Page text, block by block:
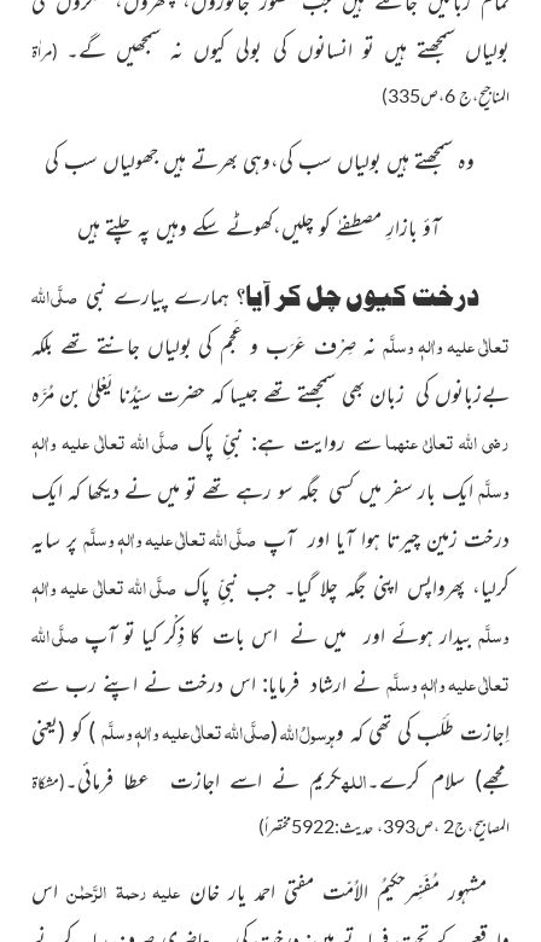
بولیاں سمجھتے ہیں تو انسانوں کی بولی کیوں نہ سمجھیں گے۔ (مراٰۃ
المناجیح،ج 6،ص335)
وہ سمجھتے ہیں بولیاں سب کی،وہی بھرتے ہیں جھولیاں سب کی
آؤ بازارِ مصطفےٰ کو چلیں،کھوٹے سکے وہیں پہ چلتے ہیں
درخت کیوں چل کر آیا؟ہمارے پیارے نبی صلَّی اللہ
تعالٰی علیہ واٰلہٖ وسلَّمنہ صِرْف عَرَب و عَجم کی بولیاں جانتے تھے بلکہ
بےزبانوں کی زبان بھی سمجھتے تھے جیسا کہ حضرت سیّدُنا یَعْلیٰ بن مُرَّہ
رضی اللہ تعالیٰ عنہماسے روایت ہے: نبیِّ پاک صلَّی اللہ تعالٰی علیہ واٰلہٖ
وسلَّمایک بار سفر میں کسی جگہ سو رہے تھے تو میں نے دیکھا کہ ایک
درخت زمین چیرتا ہوا آیا اور آپ صلَّی اللہ تعالٰی علیہ واٰلہٖ وسلَّمپر سایہ
کرلیا، پھرواپس اپنی جگہ چلا گیا۔ جب نبیِّ پاک صلَّی اللہ تعالٰی علیہ واٰلہٖ
وسلَّم بیدار ہوئے اور میں نے اس بات کا ذِکْر کیا تو آپ صلَّی اللہ
تعالٰی علیہ واٰلہٖ وسلَّمنے ارشاد فرمایا: اس درخت نے اپنے رب سے
اِجازت طَلَب کی تھی کہ وہرسولُاللہ(صلَّی اللہ تعالٰی علیہ واٰلہٖ وسلَّم) کو (یعنی
مجھے)سلام کرے۔اللہکریم نے اسے اجازت عطا فرمائی۔(مشکاۃ
المصابیح،ج2 ،ص393، حدیث:5922مختصراً)
مشہور مُفَسِّرحکیمُ الاُمّت مفتی احمد یار خان علیہ رحمۃ الرَّحمٰناس